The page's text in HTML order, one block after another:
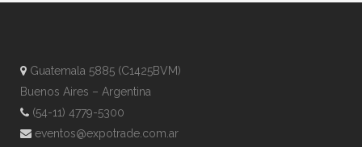
Guatemala 5885 (C1425BVM)
Buenos Aires – Argentina
(54-11) 4779-5300
eventos@expotrade.com.ar